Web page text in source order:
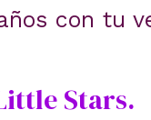
con tu
Stars.